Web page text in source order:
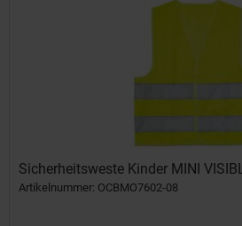
Sicherheitsweste Kinder MINI
Artikelnummer: OCBMO7602-08